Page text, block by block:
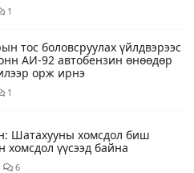
1
тос боловсруулах үйлдвэрээс
АИ-92 автобензин өнөөдөр
орж ирнэ
1
Шатахууны хомсдол биш
хомсдол үүсээд байна
6